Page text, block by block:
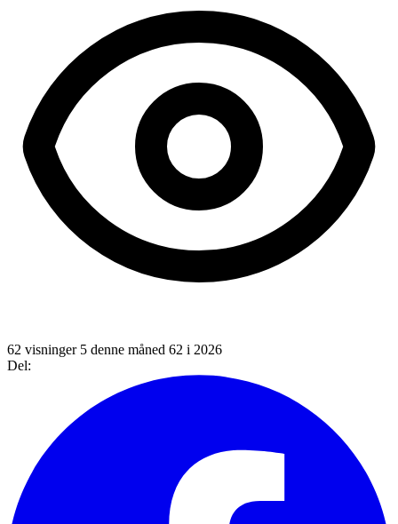
62 visninger 5 denne måned 62 i 2026
Del: